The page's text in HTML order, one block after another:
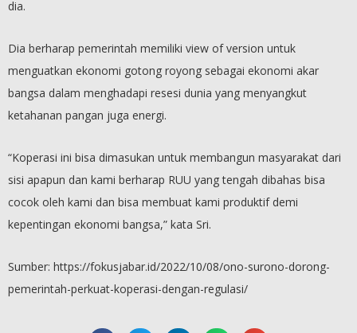
dia.
Dia berharap pemerintah memiliki view of version untuk
menguatkan ekonomi gotong royong sebagai ekonomi akar
bangsa dalam menghadapi resesi dunia yang menyangkut
ketahanan pangan juga energi.
“Koperasi ini bisa dimasukan untuk membangun masyarakat dari
sisi apapun dan kami berharap RUU yang tengah dibahas bisa
cocok oleh kami dan bisa membuat kami produktif demi
kepentingan ekonomi bangsa,” kata Sri.
Sumber: https://fokusjabar.id/2022/10/08/ono-surono-dorong-
pemerintah-perkuat-koperasi-dengan-regulasi/